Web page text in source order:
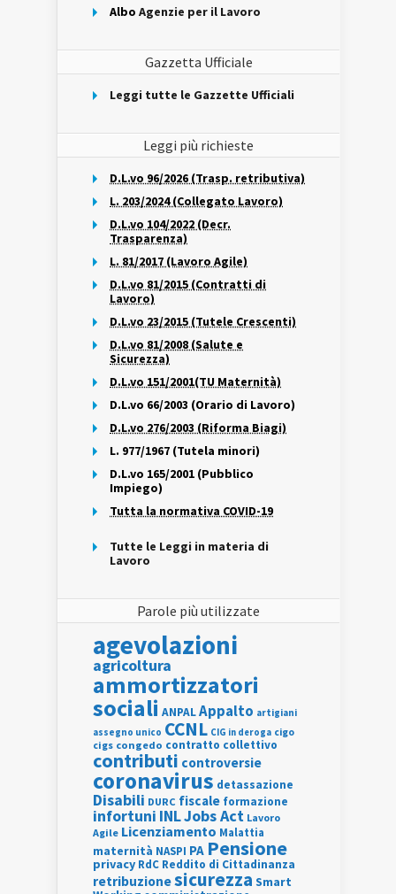
Albo Agenzie per il Lavoro
Gazzetta Ufficiale
Leggi tutte le Gazzette Ufficiali
Leggi più richieste
D.L.vo 96/2026 (Trasp. retributiva)
L. 203/2024 (Collegato Lavoro)
D.L.vo 104/2022 (Decr.
Trasparenza)
L. 81/2017 (Lavoro Agile)
D.L.vo 81/2015 (Contratti di
Lavoro)
D.L.vo 23/2015 (Tutele Crescenti)
D.L.vo 81/2008 (Salute e
Sicurezza)
D.L.vo 151/2001(TU Maternità)
D.L.vo 66/2003 (Orario di Lavoro)
D.L.vo 276/2003 (Riforma Biagi)
L. 977/1967 (Tutela minori)
D.L.vo 165/2001 (Pubblico
Impiego)
Tutta la normativa COVID-19
Tutte le Leggi in materia di
Lavoro
Parole più utilizzate
agevolazioni
agricoltura
ammortizzatori
sociali ANPALAppalto artigiani
assegno unico CCNL CIG in deroga cigo
cigs congedo contratto collettivo
contributi controversie
coronavirus detassazione
Disabili DURC fiscale formazione
infortuni INLJobs Act Lavoro
Agile Licenziamento Malattia
maternità NASPI PA Pensione
privacy RdC Reddito di Cittadinanza
retribuzionesicurezza Smart